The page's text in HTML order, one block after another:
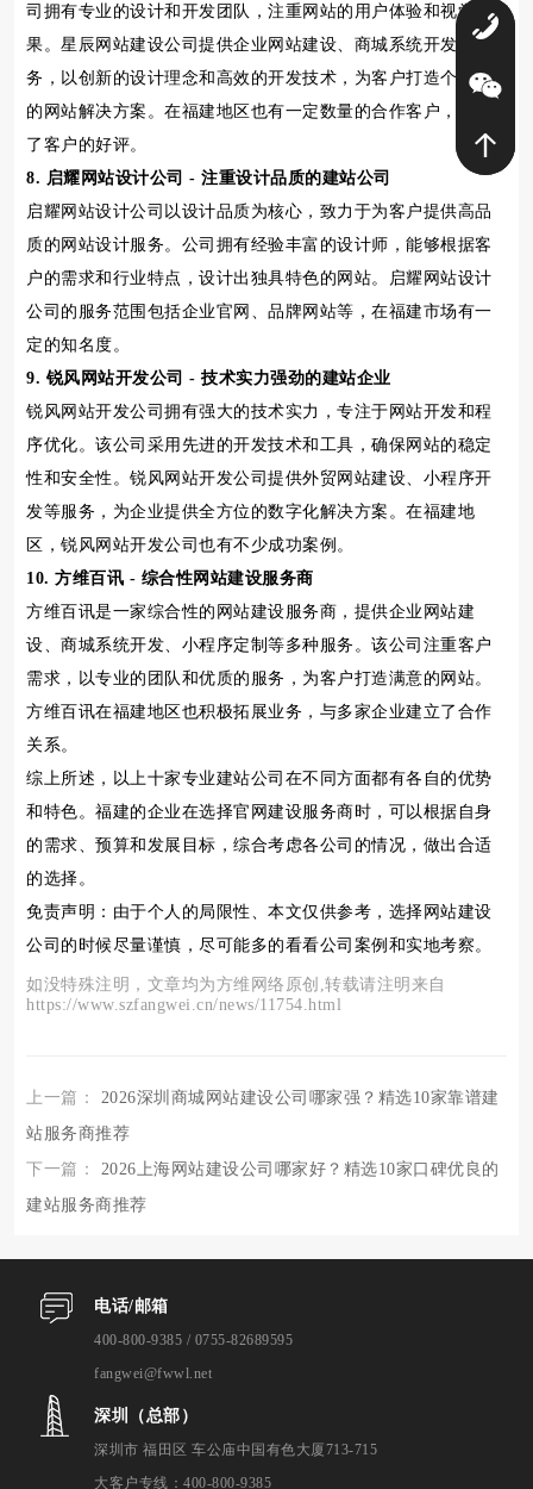
司拥有专业的设计和开发团队，注重网站的用户体验和视觉效
果。星辰网站建设公司提供企业网站建设、商城系统开发等服
务，以创新的设计理念和高效的开发技术，为客户打造个性化
的网站解决方案。在福建地区也有一定数量的合作客户，得到
了客户的好评。
8. 启耀网站设计公司 - 注重设计品质的建站公司
启耀网站设计公司以设计品质为核心，致力于为客户提供高品
质的网站设计服务。公司拥有经验丰富的设计师，能够根据客
户的需求和行业特点，设计出独具特色的网站。启耀网站设计
公司的服务范围包括企业官网、品牌网站等，在福建市场有一
定的知名度。
9. 锐风网站开发公司 - 技术实力强劲的建站企业
锐风网站开发公司拥有强大的技术实力，专注于网站开发和程
序优化。该公司采用先进的开发技术和工具，确保网站的稳定
性和安全性。锐风网站开发公司提供外贸网站建设、小程序开
发等服务，为企业提供全方位的数字化解决方案。在福建地
区，锐风网站开发公司也有不少成功案例。
10. 方维百讯 - 综合性网站建设服务商
方维百讯是一家综合性的网站建设服务商，提供企业网站建
设、商城系统开发、小程序定制等多种服务。该公司注重客户
需求，以专业的团队和优质的服务，为客户打造满意的网站。
方维百讯在福建地区也积极拓展业务，与多家企业建立了合作
关系。
综上所述，以上十家专业建站公司在不同方面都有各自的优势
和特色。福建的企业在选择官网建设服务商时，可以根据自身
的需求、预算和发展目标，综合考虑各公司的情况，做出合适
的选择。
免责声明：由于个人的局限性、本文仅供参考，选择网站建设
公司的时候尽量谨慎，尽可能多的看看公司案例和实地考察。
如没特殊注明，文章均为方维网络原创,转载请注明来自
https://www.szfangwei.cn/news/11754.html
上一篇： 2026深圳商城网站建设公司哪家强？精选10家靠谱建
站服务商推荐
下一篇： 2026上海网站建设公司哪家好？精选10家口碑优良的
建站服务商推荐
电话/邮箱
400-800-9385 / 0755-82689595
fangwei@fwwl.net
深圳（总部）
深圳市 福田区 车公庙中国有色大厦713-715
大客户专线：400-800-9385